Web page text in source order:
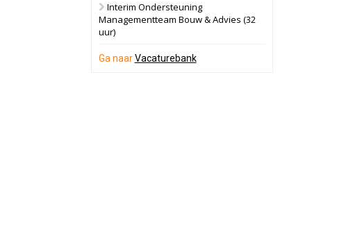
politiebureau
17 september 2026
Voormalig
Interim Ondersteuning
Managementteam Bouw & Advies (32
uur)
Ga naarVacaturebank